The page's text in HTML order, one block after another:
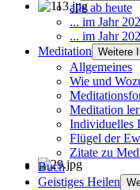
alle ab heute
... im Jahr
... im Jahr
Meditation Weitere
Allgemeines
Wie und
Meditation
Individuelles
Flügel der
Zitate zu
Buch
Geistiges Heilen